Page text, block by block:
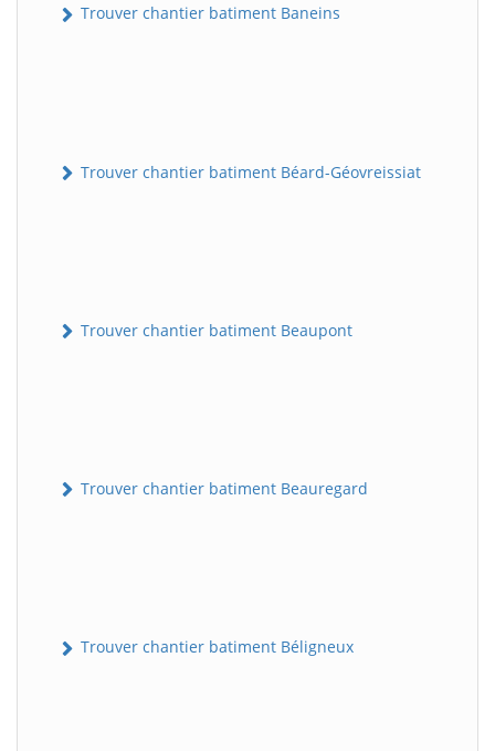
Trouver chantier batiment Baneins
Trouver chantier batiment Béard-Géovreissiat
Trouver chantier batiment Beaupont
Trouver chantier batiment Beauregard
Trouver chantier batiment Béligneux